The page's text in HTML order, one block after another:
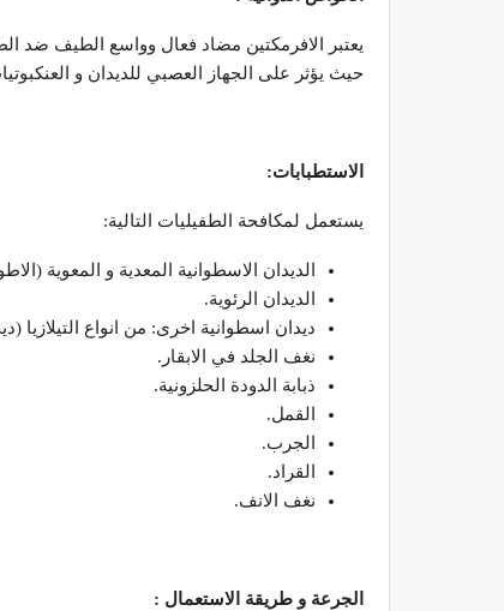
يعتبر الافرمكتين مضاد فعال وواسع الطيف ضد
حيث يؤثر على الجهاز العصبي للديدان و
الاستطبابات:
يستعمل لمكافحة الطفيليات التالية:
الديدان الاسطوانية المعدية و المعوية
الديدان الرئوية.
ديدان اسطوانية اخرى: من انواع التيلازيا
نغف الجلد في الابقار.
ذبابة الدودة الحلزونية.
القمل.
الجرب.
القراد.
نغف الانف.
الجرعة و طريقة الاستعمال :